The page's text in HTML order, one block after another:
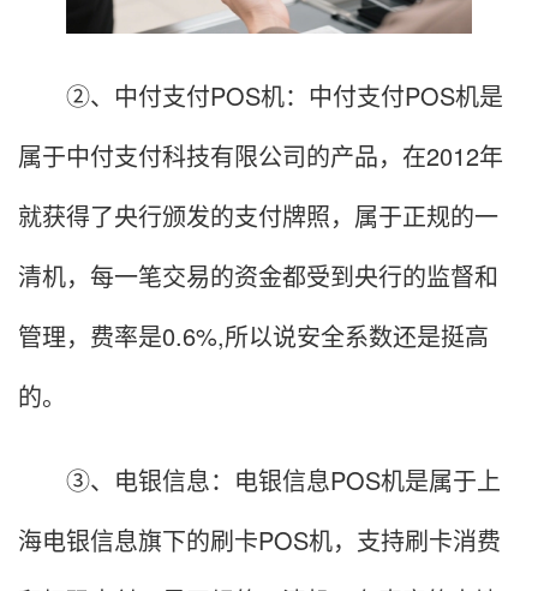
②、中付支付POS机：中付支付POS机是
属于中付支付科技有限公司的产品，在2012年
就获得了央行颁发的支付牌照，属于正规的一
清机，每一笔交易的资金都受到央行的监督和
管理，费率是0.6%,所以说安全系数还是挺高
的。
③、电银信息：电银信息POS机是属于上
海电银信息旗下的刷卡POS机，支持刷卡消费